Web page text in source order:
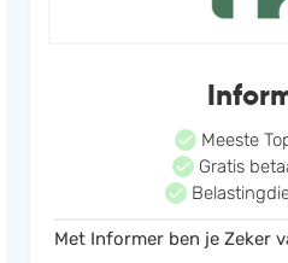
Meeste
Gratis
Met Informer ben je Zeker